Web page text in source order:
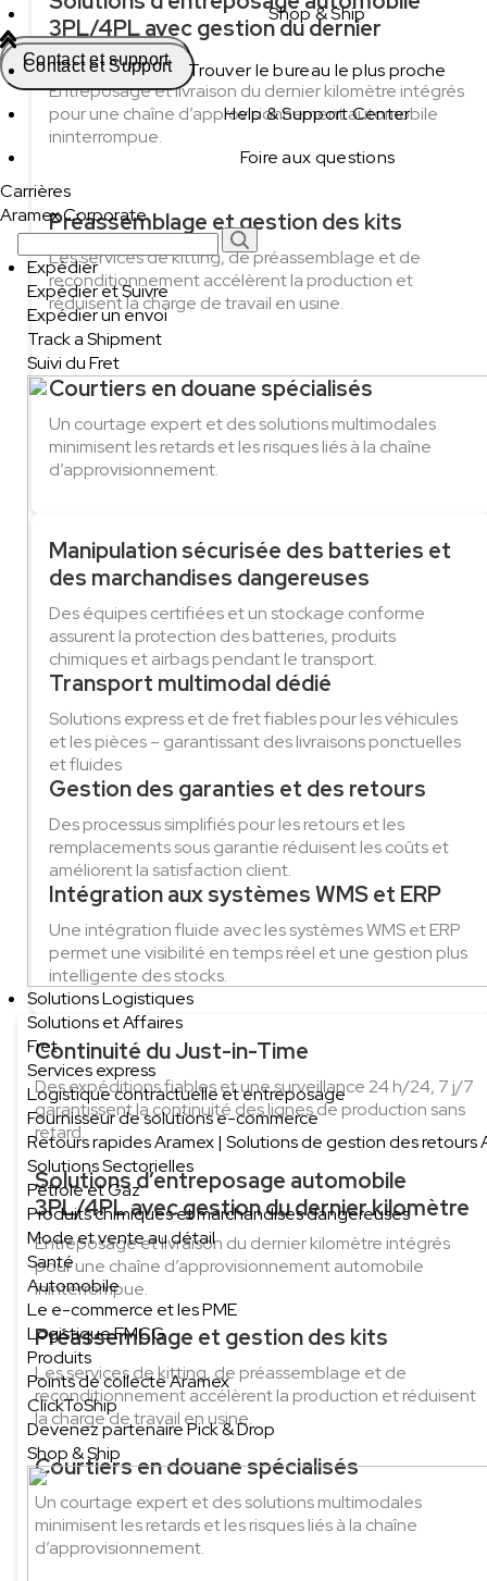
Shop & Ship
Contact et support
Contact et Support
Trouver le bureau le plus proche
Help & Support Center
Foire aux questions
Carrières
Aramex Corporate
Expédier
Expédier et Suivre
Expédier un envoi
Track a Shipment
Suivi du Fret
Solutions Logistiques
Solutions et Affaires
Fret
Services express
Logistique contractuelle et entreposage
Fournisseur de solutions e-commerce
Retours rapides Aramex | Solutions de gestion des retours
Solutions Sectorielles
Pétrole et Gaz
Produits chimiques et marchandises dangereuses
Mode et vente au détail
Santé
Automobile
Le e-commerce et les PME
Logistique FMCG
Produits
Points de collecte Aramex
ClickToShip
Devenez partenaire Pick & Drop
Shop & Ship
3PL/4PL avec gestion du dernier
kilomètre
Entreposage et livraison du dernier kilomètre intégrés
pour une chaîne d’approvisionnement automobile
ininterrompue.
Préassemblage et gestion des kits
Les services de kitting, de préassemblage et de
reconditionnement accélèrent la production et
réduisent la charge de travail en usine.
Courtiers en douane spécialisés
Un courtage expert et des solutions multimodales
minimisent les retards et les risques liés à la chaîne
d’approvisionnement.
Manipulation sécurisée des batteries et
des marchandises dangereuses
Des équipes certifiées et un stockage conforme
assurent la protection des batteries, produits
chimiques et airbags pendant le transport.
Transport multimodal dédié
Solutions express et de fret fiables pour les véhicules
et les pièces – garantissant des livraisons ponctuelles
et fluides
Gestion des garanties et des retours
Des processus simplifiés pour les retours et les
remplacements sous garantie réduisent les coûts et
améliorent la satisfaction client.
Intégration aux systèmes WMS et ERP
Une intégration fluide avec les systèmes WMS et ERP
permet une visibilité en temps réel et une gestion plus
intelligente des stocks.
Continuité du Just-in-Time
Des expéditions fiables et une surveillance 24 h/24, 7 j/7
garantissent la continuité des lignes de production sans
retard.
Solutions d’entreposage automobile
3PL/4PL avec gestion du dernier kilomètre
Entreposage et livraison du dernier kilomètre intégrés
pour une chaîne d’approvisionnement automobile
ininterrompue.
Préassemblage et gestion des kits
Les services de kitting, de préassemblage et de
reconditionnement accélèrent la production et réduisent
la charge de travail en usine.
Courtiers en douane spécialisés
Un courtage expert et des solutions multimodales
minimisent les retards et les risques liés à la chaîne
d’approvisionnement.